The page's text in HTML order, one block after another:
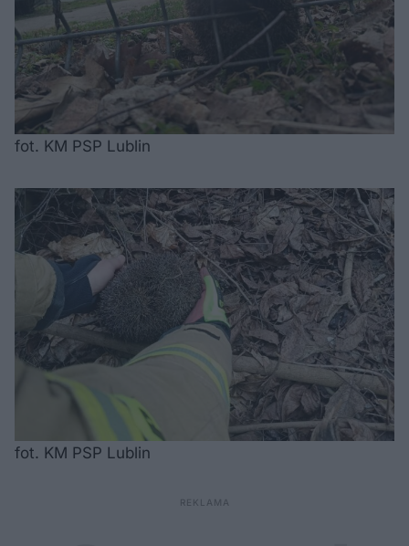
fot. KM PSP Lublin
fot. KM PSP Lublin